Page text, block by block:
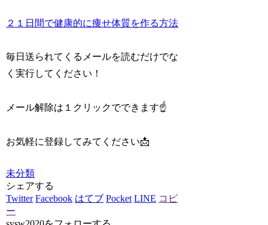
２１日間で健康的に痩せ体質を作る方法
毎日送られてくるメールを読むだけでな
く実行してください！
メール解除は１クリックでできます☝️
お気軽に登録してみてください📩
未分類
シェアする
Twitter Facebook はてブ Pocket LINE コピ
ー